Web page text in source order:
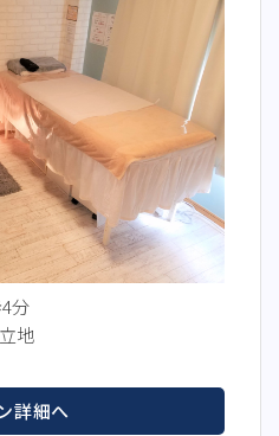
分
地
詳細へ